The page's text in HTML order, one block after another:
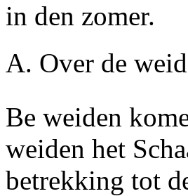
in den zomer.
A. Over de
Be weiden
weiden het
betrekking tot